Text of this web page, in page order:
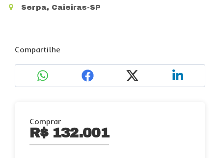
Serpa, Caieiras-SP
Compartilhe
Comprar
R$ 132.001